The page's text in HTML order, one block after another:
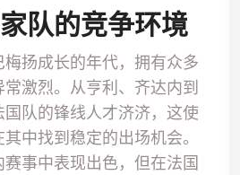
队的竞争环境
扬成长的年代，拥有众多
激烈。从亨利、齐达内到
队的锋线人才济济，这使
中找到稳定的出场机会。
事中表现出色，但在法国